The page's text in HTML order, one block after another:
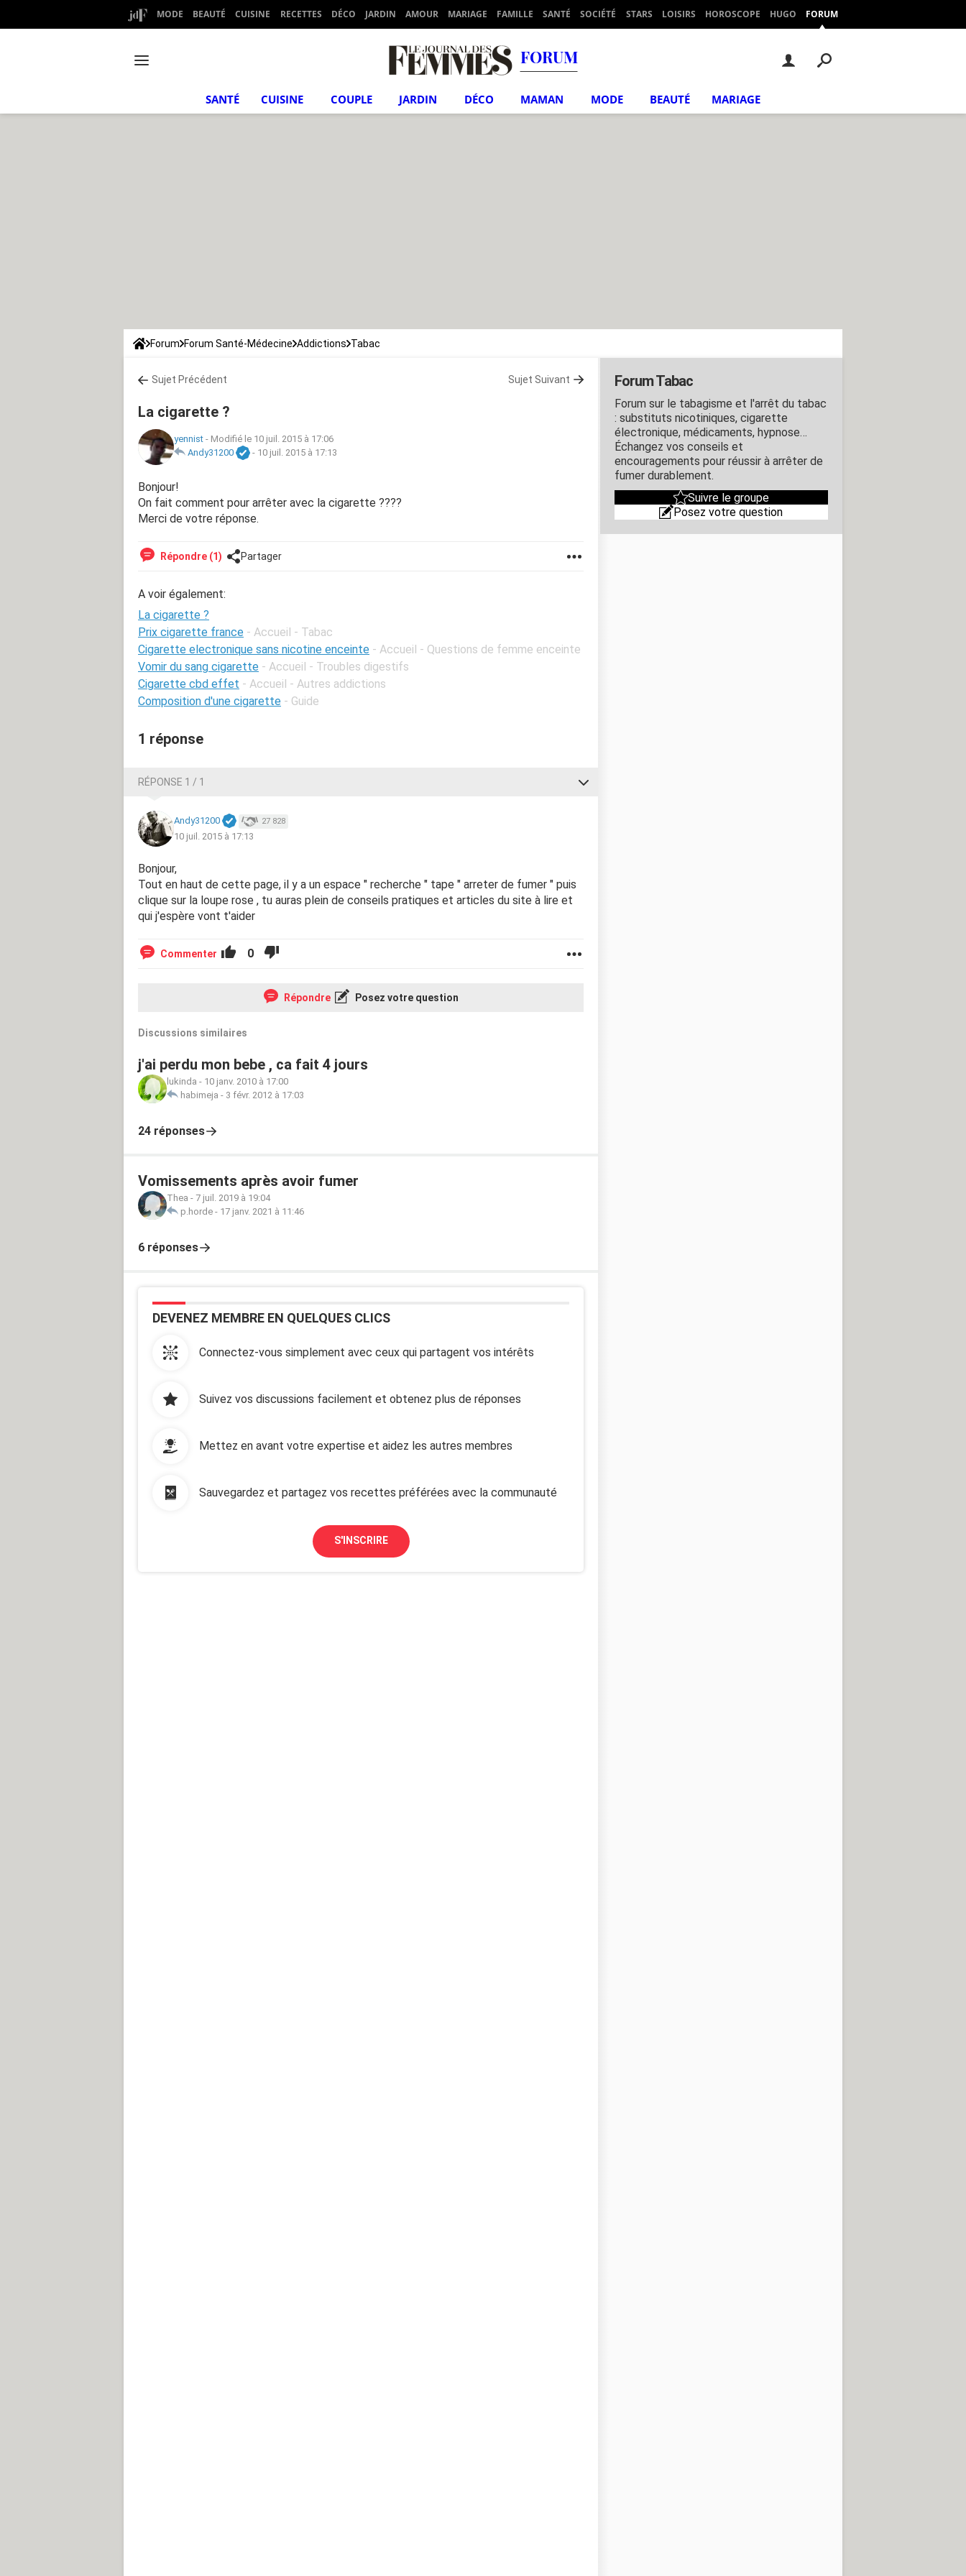
MODE BEAUTÉ CUISINE RECETTES DÉCO JARDIN AMOUR MARIAGE FAMILLE SANTÉ SOCIÉTÉ STARS LOISIRS HOROSCOPE HUGO FORUM
FORUM
SANTÉ CUISINE COUPLE JARDIN DÉCO MAMAN MODE BEAUTÉ MARIAGE
Forum Forum Santé-Médecine Addictions Tabac
Sujet Précédent Sujet Suivant
La cigarette ?
yennist - Modifié le 10 juil. 2015 à 17:06
Andy31200
- 10 juil. 2015 à 17:13
Bonjour!
On fait comment pour arrêter avec la cigarette ????
Merci de votre réponse.
Répondre (1) Partager
A voir également:
La cigarette ?
Prix cigarette france - Accueil - Tabac
Cigarette electronique sans nicotine enceinte - Accueil - Questions de femme enceinte
Vomir du sang cigarette - Accueil - Troubles digestifs
Cigarette cbd effet - Accueil - Autres addictions
Composition d'une cigarette - Guide
1 réponse
RÉPONSE 1 / 1
Andy31200 27 828
10 juil. 2015 à 17:13
Bonjour,
Tout en haut de cette page, il y a un espace " recherche " tape " arreter de fumer " puis
clique sur la loupe rose , tu auras plein de conseils pratiques et articles du site à lire et
qui j'espère vont t'aider
Commenter 0
Répondre Posez votre question
Discussions similaires
j'ai perdu mon bebe , ca fait 4 jours
lukinda - 10 janv. 2010 à 17:00
habimeja - 3 févr. 2012 à 17:03
24 réponses
Vomissements après avoir fumer
Thea - 7 juil. 2019 à 19:04
p.horde - 17 janv. 2021 à 11:46
6 réponses
DEVENEZ MEMBRE EN QUELQUES CLICS
Connectez-vous simplement avec ceux qui partagent vos intérêts
Suivez vos discussions facilement et obtenez plus de réponses
Mettez en avant votre expertise et aidez les autres membres
Sauvegardez et partagez vos recettes préférées avec la communauté
S'INSCRIRE
Forum Tabac
Forum sur le tabagisme et l'arrêt du tabac
: substituts nicotiniques, cigarette
électronique, médicaments, hypnose…
Échangez vos conseils et
encouragements pour réussir à arrêter de
fumer durablement.
Suivre le groupe
Posez votre question